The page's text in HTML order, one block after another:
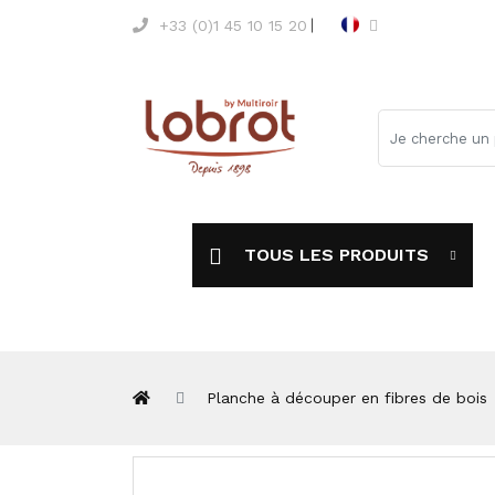
+33 (0)1 45 10 15 20
TOUS LES PRODUITS
Planche à découper en fibres de bois